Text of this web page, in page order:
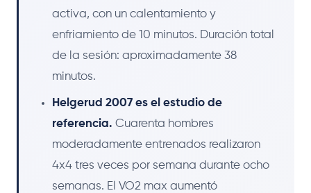
activa, con un calentamiento y
enfriamiento de 10 minutos. Duración total
de la sesión: aproximadamente 38
minutos.
Helgerud 2007 es el estudio de
referencia. Cuarenta hombres
moderadamente entrenados realizaron
4x4 tres veces por semana durante ocho
semanas. El VO2 max aumentó